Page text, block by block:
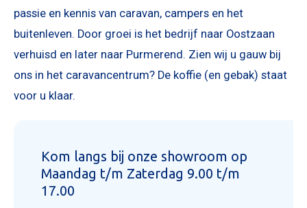
passie en kennis van caravan, campers en het
buitenleven. Door groei is het bedrijf naar Oostzaan
verhuisd en later naar Purmerend. Zien wij u gauw bij
ons in het caravancentrum? De koffie (en gebak) staat
voor u klaar.
Kom langs bij onze showroom op
Maandag t/m Zaterdag 9.00 t/m
17.00